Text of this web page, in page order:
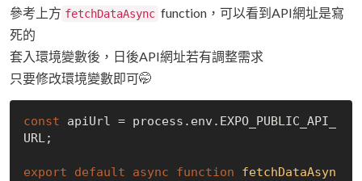
參考上方 fetchDataAsync function，可以看到API網址是寫
死的
套入環境變數後，日後API網址若有調整需求
只要修改環境變數即可🤭
const apiUrl = process.env.EXPO_PUBLIC_API_
URL;
export default async function
fetchDataAsyn